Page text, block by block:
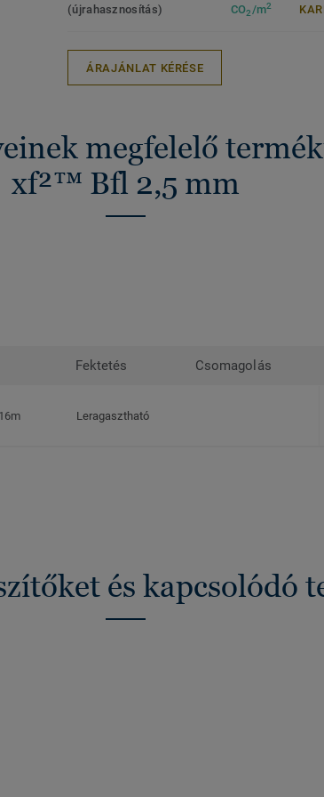
(újrahasznosítás)
CO2/m2
ÁRAJÁNLAT KÉRÉSE
megfelelő
xf²™ Bfl 2,5 mm
Fektetés Csomagolás
Leragasztható
és kapcsolódó